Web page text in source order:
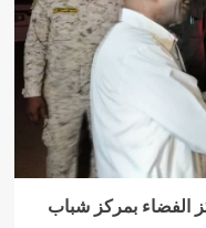
الفضاء بمركز شباب